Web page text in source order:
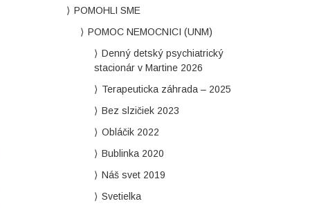
POMOHLI SME
POMOC NEMOCNICI (UNM)
Denný detský psychiatrický
stacionár v Martine 2026
Terapeuticka záhrada – 2025
Bez slzičiek 2023
Obláčik 2022
Bublinka 2020
Náš svet 2019
Svetielka